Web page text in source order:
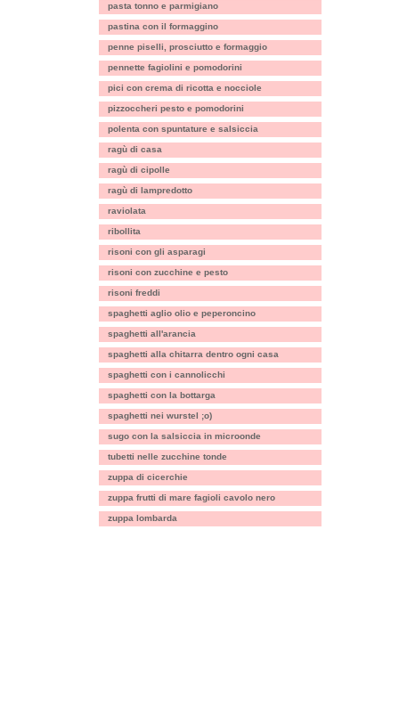
pasta tonno e parmigiano
pastina con il formaggino
penne piselli, prosciutto e formaggio
pennette fagiolini e pomodorini
pici con crema di ricotta e nocciole
pizzoccheri pesto e pomodorini
polenta con spuntature e salsiccia
ragù di casa
ragù di cipolle
ragù di lampredotto
raviolata
ribollita
risoni con gli asparagi
risoni con zucchine e pesto
risoni freddi
spaghetti aglio olio e peperoncino
spaghetti all'arancia
spaghetti alla chitarra dentro ogni casa
spaghetti con i cannolicchi
spaghetti con la bottarga
spaghetti nei wurstel ;o)
sugo con la salsiccia in microonde
tubetti nelle zucchine tonde
zuppa di cicerchie
zuppa frutti di mare fagioli cavolo nero
zuppa lombarda